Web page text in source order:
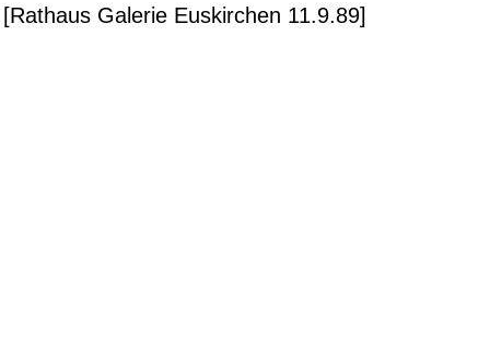
[Rathaus Galerie Euskirchen 11.9.89]